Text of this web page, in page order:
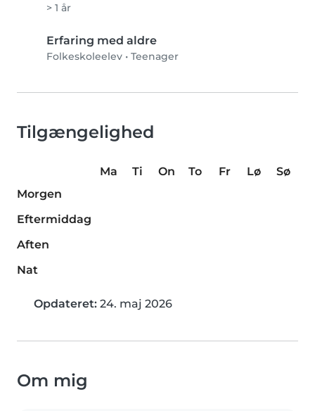
> 1 år
Erfaring med aldre
Folkeskoleelev • Teenager
Tilgængelighed
Ma Ti On To Fr Lø
Sø
Morgen
Eftermiddag
Aften
Nat
Opdateret: 24. maj 2026
Om mig